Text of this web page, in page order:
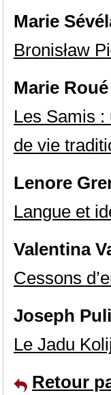
Marie
Bronisław
Marie Roué
Les Samis
de vie
Lenore
Langue et
Valentina
Cessons
Joseph
Le Jadu
Retour